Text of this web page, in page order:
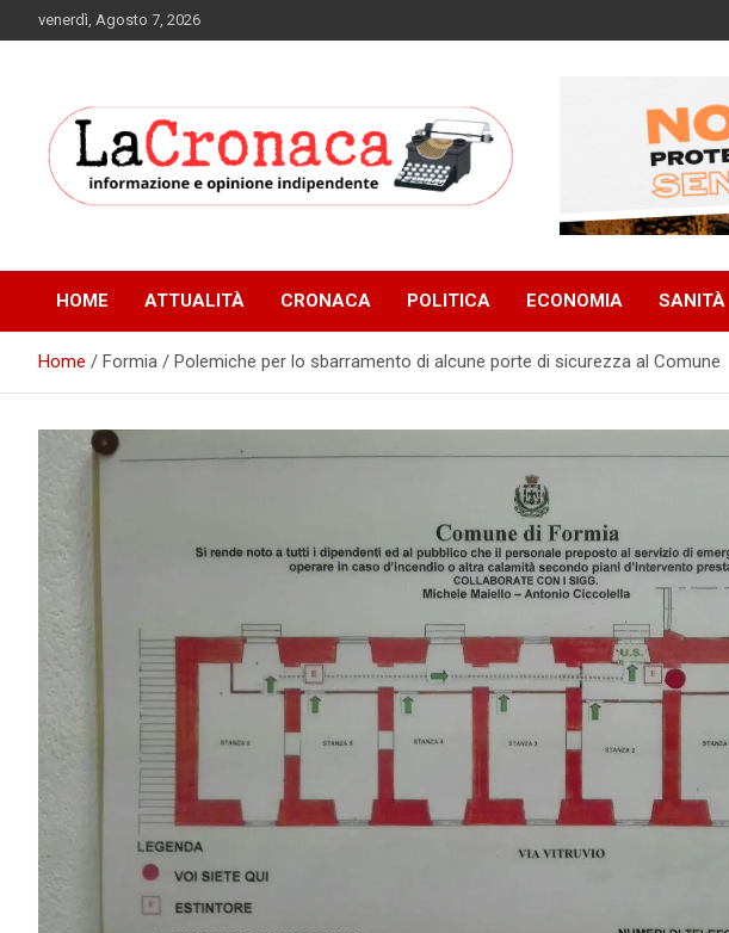
to
venerdì, Agosto 7, 2026
HOME ATTUALITÀ CRONACA POLITICA ECONOMIA SANITÀ
Home Formia / Polemiche per lo sbarramento di alcune porte di sicurezza al Comune